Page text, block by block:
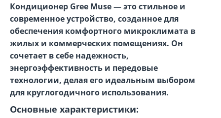
Кондиционер Gree Muse— это стильное и
современное устройство, созданное для
обеспечения комфортного микроклимата в
жилых и коммерческих помещениях. Он
сочетает в себе надежность,
энергоэффективность и передовые
технологии, делая его идеальным выбором
для круглогодичного использования.
Основные характеристики: